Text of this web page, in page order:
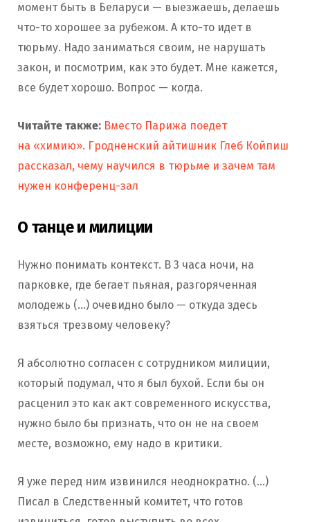
момент быть в Беларуси — выезжаешь, делаешь
что-то хорошее за рубежом. А кто-то идет в
тюрьму. Надо заниматься своим, не нарушать
закон, и посмотрим, как это будет. Мне кажется,
все будет хорошо. Вопрос — когда.
Читайте также: Вместо Парижа поедет
на «химию». Гродненский айтишник Глеб Койпиш
рассказал, чему научился в тюрьме и зачем там
нужен конференц-зал
О танце и милиции
Нужно понимать контекст. В 3 часа ночи, на
парковке, где бегает пьяная, разгоряченная
молодежь (…) очевидно было — откуда здесь
взяться трезвому человеку?
Я абсолютно согласен с сотрудником милиции,
который подумал, что я был бухой. Если бы он
расценил это как акт современного искусства,
нужно было бы признать, что он не на своем
месте, возможно, ему надо в критики.
Я уже перед ним извинился неоднократно. (…)
Писал в Следственный комитет, что готов